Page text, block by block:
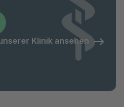
Klinik ansehen